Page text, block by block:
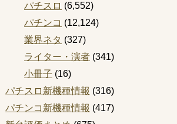
パチスロ (6,552)
パチンコ (12,124)
業界ネタ (327)
ライター・演者 (341)
小冊子 (16)
パチスロ新機種情報 (316)
パチンコ新機種情報 (417)